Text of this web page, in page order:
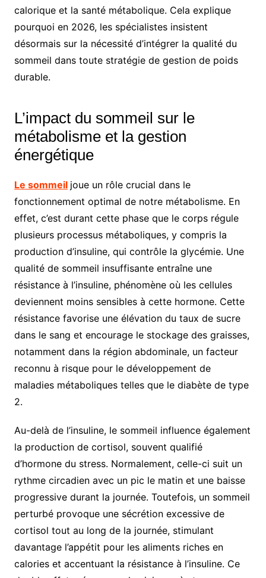
calorique et la santé métabolique. Cela explique
pourquoi en 2026, les spécialistes insistent
désormais sur la nécessité d’intégrer la qualité du
sommeil dans toute stratégie de gestion de poids
durable.
L’impact du sommeil sur le
métabolisme et la gestion
énergétique
Le sommeil joue un rôle crucial dans le
fonctionnement optimal de notre métabolisme. En
effet, c’est durant cette phase que le corps régule
plusieurs processus métaboliques, y compris la
production d’insuline, qui contrôle la glycémie. Une
qualité de sommeil insuffisante entraîne une
résistance à l’insuline, phénomène où les cellules
deviennent moins sensibles à cette hormone. Cette
résistance favorise une élévation du taux de sucre
dans le sang et encourage le stockage des graisses,
notamment dans la région abdominale, un facteur
reconnu à risque pour le développement de
maladies métaboliques telles que le diabète de type
2.
Au-delà de l’insuline, le sommeil influence également
la production de cortisol, souvent qualifié
d’hormone du stress. Normalement, celle-ci suit un
rythme circadien avec un pic le matin et une baisse
progressive durant la journée. Toutefois, un sommeil
perturbé provoque une sécrétion excessive de
cortisol tout au long de la journée, stimulant
davantage l’appétit pour les aliments riches en
calories et accentuant la résistance à l’insuline. Ce